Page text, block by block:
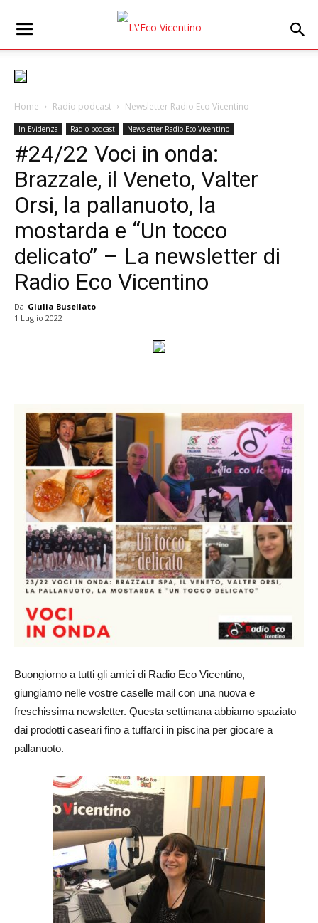
Home Radio podcast Newsletter Radio Eco Vicentino
In Evidenza Radio podcast Newsletter Radio Eco Vicentino
#24/22 Voci in onda:
Brazzale, il Veneto, Valter
Orsi, la pallanuoto, la
mostarda e “Un tocco
delicato” – La newsletter di
Radio Eco Vicentino
Da Giulia Busellato
1 Luglio 2022
Buongiorno a tutti gli amici di Radio Eco Vicentino,
giungiamo nelle vostre caselle mail con una nuova e
freschissima newsletter. Questa settimana abbiamo spaziato
dai prodotti caseari fino a tuffarci in piscina per giocare a
pallanuoto.